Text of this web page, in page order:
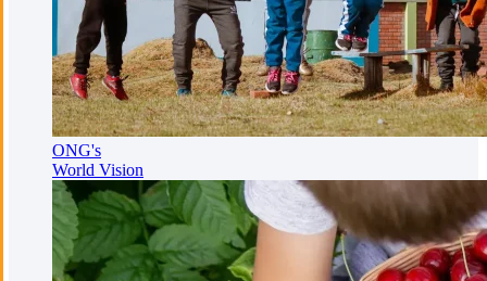
ONG's
World Vision